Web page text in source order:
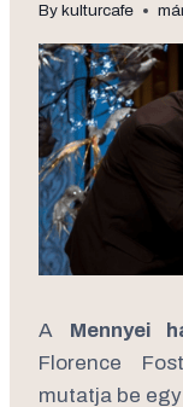
By kulturcafe
A Mennyei
Florence
mutatja be